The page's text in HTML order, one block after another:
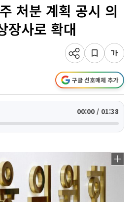
처분 계획 공시 의
사로 확대
구글 선호매체 추가
00:00 / 01:38